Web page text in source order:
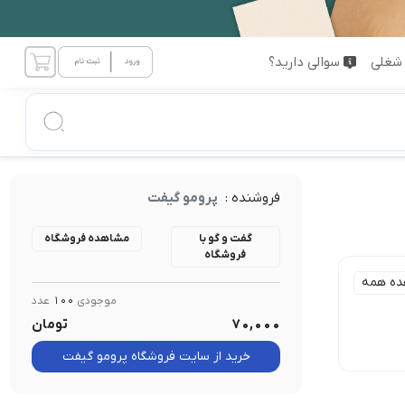
سوالی دارید؟
همه
فروشنده : پرومو گیفت
گفت و گو با
فروشگاه
مشاهده فروشگاه
موجودی 100 عدد
70,000 تومان
خرید از سایت فروشگاه پرومو گیفت